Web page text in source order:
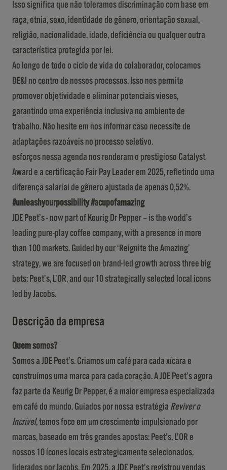
Isso significa que não toleramos discriminação com base em
raça, etnia, sexo, identidade de gênero, orientação sexual,
religião, nacionalidade, idade, deficiência ou qualquer outra
característica protegida por lei.
Ao longo de todo o ciclo de vida do colaborador, colocamos
DE&I no centro de nossos processos. Isso nos permite
promover objetividade e eliminar potenciais vieses,
garantindo uma experiência inclusiva no ambiente de
trabalho. Não hesite em nos informar caso necessite de
adaptações razoáveis no processo seletivo.
esforços nessa agenda nos renderam o prestigioso Catalyst
Award e a certificação Fair Pay Leader em 2025, refletindo uma
diferença salarial de gênero ajustada de apenas 0,52%.
#unleashyourpossibility #acupofamazing
JDE Peet’s - now part of Keurig Dr Pepper – is the world’s
leading pure-play coffee company, with a presence in more
than 100 markets. Guided by our ‘Reignite the Amazing’
strategy, we are focused on brand-led growth across three big
bets: Peet’s, L’OR, and our 10 strategically selected local icons
led by Jacobs.
Descrição da empresa
Quem somos?
Somos a JDE Peet’s. Criamos um café para cada xícara e
construímos uma marca para cada coração. A JDE Peet’s agora
faz parte da Keurig Dr Pepper, é a maior empresa especializada
em café do mundo. Guiados por nossa estratégia Reviver o
Incrível, temos foco em um crescimento impulsionado por
marcas, baseado em três grandes apostas: Peet’s, L’OR e
nossos 10 ícones locais estrategicamente selecionados,
liderados por Jacobs. Em 2025, a JDE Peet’s registrou vendas